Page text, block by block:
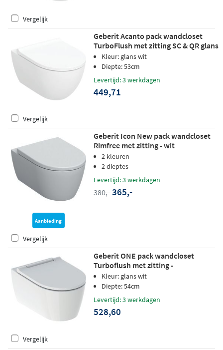
Vergelijk
Geberit Acanto pack wandcloset
TurboFlush met zitting SC & QR glans
wit - KeraTect
Kleur: glans wit
Diepte: 53cm
Levertijd: 3 werkdagen
449,71
Vergelijk
Aanbieding
Geberit Icon New pack wandcloset
Rimfree met zitting - wit
2 kleuren
2 dieptes
Levertijd: 3 werkdagen
380,- 365,-
Vergelijk
Geberit ONE pack wandcloset
Turboflush met zitting -
designafdekking wit
Kleur: glans wit
Diepte: 54cm
Levertijd: 3 werkdagen
528,60
Vergelijk